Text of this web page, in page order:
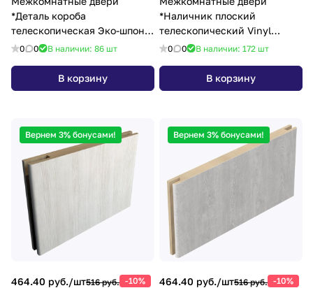
*Деталь короба
телескопическая Эко-шпон
70х28х2070 дуб нордик с
0 0 В наличии: 86 шт
В корзину
*Наличник плоский
телескопический Vinyl
24*70*2150 белый
0 0 В наличии: 172 шт
В корзину
Вернем 3% бонусами!
464.40 руб./шт516 руб. -10%
Вернем 3% бонусами!
464.40 руб./шт516 руб. -10%